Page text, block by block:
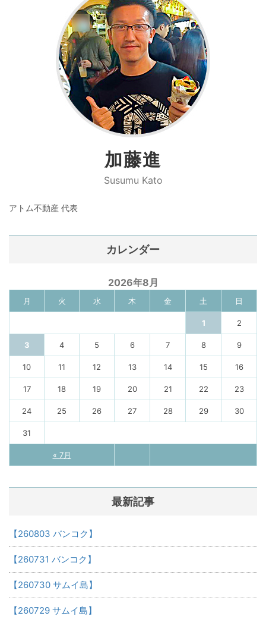
加藤進
Susumu Kato
アトム不動産 代表
カレンダー
2026年8月
月 火 水 木 金 土 日
« 7月
1 2
3 4 5 6 7 8 9
10 11 12 13 14 15 16
17 18 19 20 21 22 23
24 25 26 27 28 29 30
31
最新記事
【260803 バンコク】
【260731 バンコク】
【260730 サムイ島】
【260729 サムイ島】